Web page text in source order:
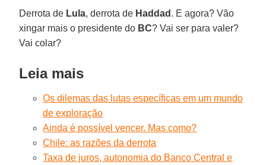
Derrota de Lula, derrota de Haddad . E agora? Vão
xingar mais o presidente do BC? Vai ser para valer?
Vai colar?
Leia mais
Os dilemas das lutas específicas em um mundo
de exploração
Ainda é possível vencer. Mas como?
Chile: as razões da derrota
Taxa de juros, autonomia do Banco Central e